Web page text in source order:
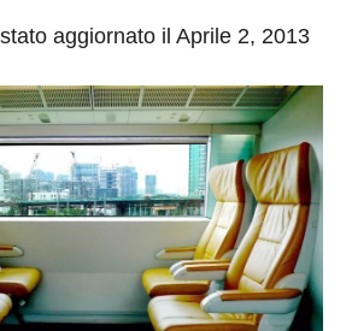
aggiornato il Aprile 2, 2013